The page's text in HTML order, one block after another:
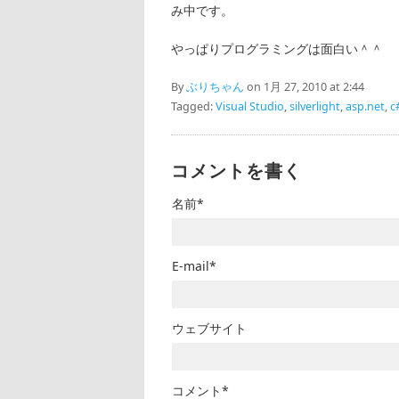
み中です。
やっぱりプログラミングは面白い＾＾
Byぶりちゃん on 1月 27, 2010 at 2:44
Tagged:Visual Studio,silverlight,asp.net,
コメントを書く
名前*
E-mail*
ウェブサイト
コメント*